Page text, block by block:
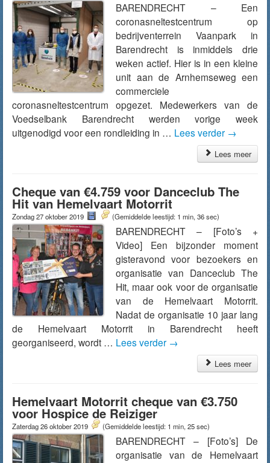
BARENDRECHT – Een
coronasneltestcentrum op
bedrijventerrein Vaanpark in
Barendrecht is inmiddels drie
weken actief. Hier is in een kleine
unit aan de Arnhemseweg een
commerciele
coronasneltestcentrum opgezet. Medewerkers van de
Voedselbank Barendrecht werden vorige week
uitgenodigd voor een rondleiding in … Lees verder →
Lees meer
Cheque van €4.759 voor Danceclub The
Hit van Hemelvaart Motorrit
Zondag 27 oktober 2019 (Gemiddelde leestijd: 1 min, 36 sec)
BARENDRECHT – [Foto’s +
Video] Een bijzonder moment
gisteravond voor bezoekers en
organisatie van Danceclub The
Hit, maar ook voor de organisatie
van de Hemelvaart Motorrit.
Nadat de organisatie 10 jaar lang
de Hemelvaart Motorrit in Barendrecht heeft
georganiseerd, wordt … Lees verder →
Lees meer
Hemelvaart Motorrit cheque van €3.750
voor Hospice de Reiziger
Zaterdag 26 oktober 2019 (Gemiddelde leestijd: 1 min, 25 sec)
BARENDRECHT – [Foto’s] De
organisatie van de Hemelvaart